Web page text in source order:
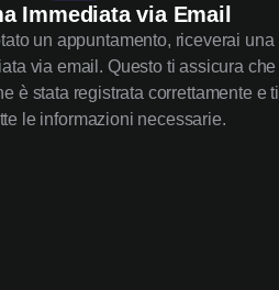
Immediata via Email
un appuntamento, riceverai una
via email. Questo ti assicura che
è stata registrata correttamente e ti
le informazioni necessarie.